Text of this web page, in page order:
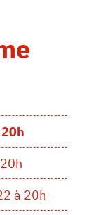
à 20h